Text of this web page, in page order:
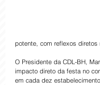
potente, com reflexos diretos
O Presidente da CDL-BH,
impacto direto da festa no
em cada dez